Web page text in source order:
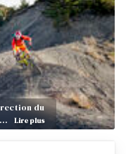
du
Lire plus